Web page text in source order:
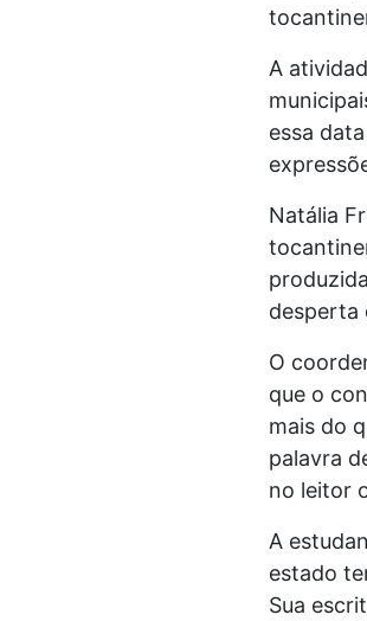
A
essa
Natália
desperta
O
que o
mais do
palavra
no leitor
A
estado
Sua